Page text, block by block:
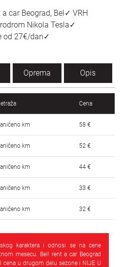
car Beograd, Bel✓ VRH
Nikola Tesla✓
od 27€/dan✓
Oprema Opis
Cena
km 58 €
km 52 €
km 44 €
km 33 €
km 32 €
karaktera i odnosi se na cene
mesecu. Bel! rent a car Beograd
cena u drugom delu sezone i NIJE U